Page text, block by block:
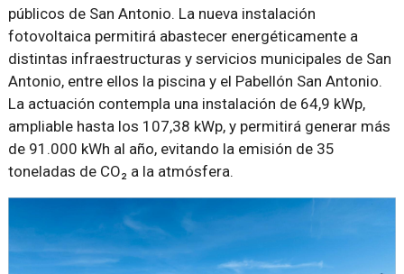
públicos de San Antonio. La nueva instalación
fotovoltaica permitirá abastecer energéticamente a
distintas infraestructuras y servicios municipales de San
Antonio, entre ellos la piscina y el Pabellón San Antonio.
La actuación contempla una instalación de 64,9 kWp,
ampliable hasta los 107,38 kWp, y permitirá generar más
de 91.000 kWh al año, evitando la emisión de 35
toneladas de CO₂ a la atmósfera.